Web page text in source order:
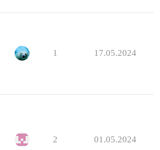
1 17.05.2024
2 01.05.2024